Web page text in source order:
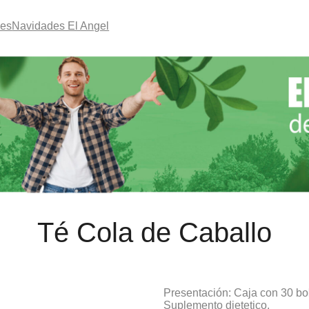
Navidades El Angel
Té Cola de Caballo
Presentación: Caja con 30
Suplemento dietetico.